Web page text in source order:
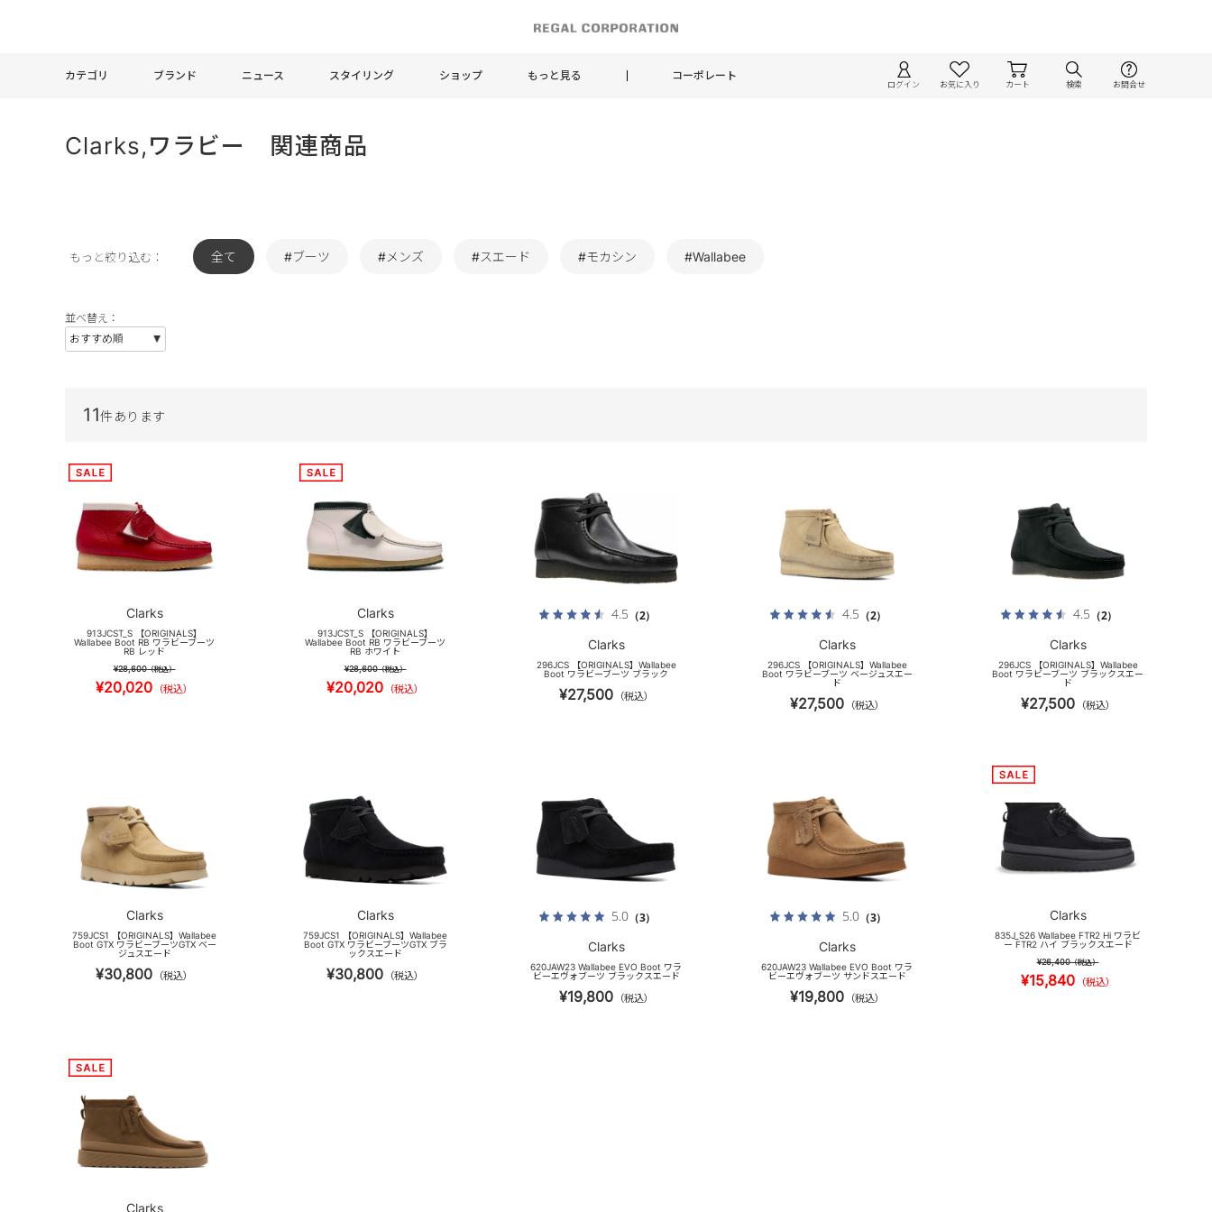
カテゴリ ブランド ニュース スタイリング ショップ もっと見る コーポレート
ログイン お気に入り カート 検索 お問合せ
Clarks,ワラビー 関連商品
もっと絞り込む： 全て #ブーツ #メンズ #スエード #モカシン #Wallabee
並べ替え：
11件あります
Clarks
913JCST_S 【ORIGINALS】
Wallabee Boot RB ワラビーブーツ
RB レッド
¥28,600（税込）
¥20,020 （税込）
Clarks
913JCST_S 【ORIGINALS】
Wallabee Boot RB ワラビーブーツ
RB ホワイト
¥28,600（税込）
¥20,020 （税込）
4.5 （2）
Clarks
296JCS 【ORIGINALS】Wallabee
Boot ワラビーブーツ ブラック
¥27,500 （税込）
4.5 （2）
Clarks
296JCS 【ORIGINALS】Wallabee
Boot ワラビーブーツ ベージュスエー
ド
¥27,500 （税込）
4.5 （2）
Clarks
296JCS 【ORIGINALS】Wallabee
Boot ワラビーブーツ ブラックスエー
ド
¥27,500 （税込）
Clarks
759JCS1 【ORIGINALS】Wallabee
Boot GTX ワラビーブーツGTX ベー
ジュスエード
¥30,800 （税込）
Clarks
759JCS1 【ORIGINALS】Wallabee
Boot GTX ワラビーブーツGTX ブラ
ックスエード
¥30,800 （税込）
5.0（3）
Clarks
620JAW23 Wallabee EVO Boot ワラ
ビーエヴォブーツ ブラックスエード
¥19,800 （税込）
5.0（3）
Clarks
620JAW23 Wallabee EVO Boot ワラ
ビーエヴォブーツ サンドスエード
¥19,800 （税込）
Clarks
835J_S26 Wallabee FTR2 Hi ワラビ
ー FTR2 ハイ ブラックスエード
¥26,400（税込）
¥15,840 （税込）
Clarks